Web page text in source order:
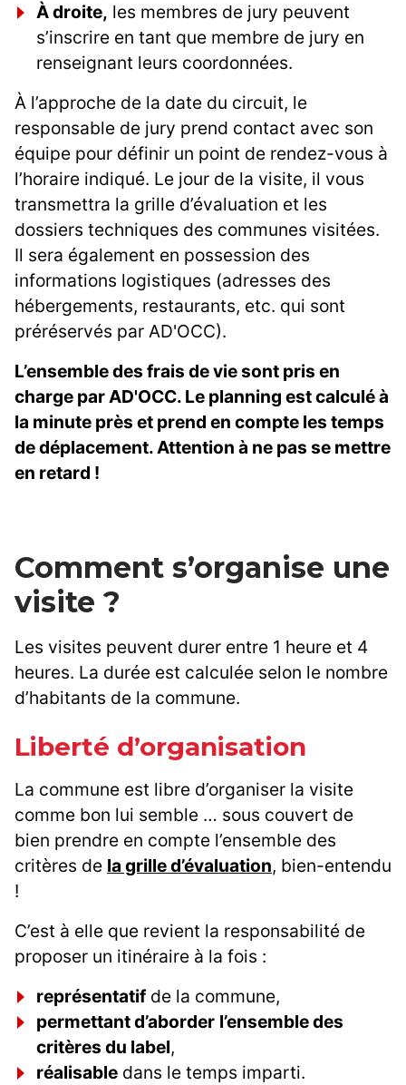
À droite, les membres de jury peuvent
s’inscrire en tant que membre de jury en
renseignant leurs coordonnées.
À l’approche de la date du circuit, le
responsable de jury prend contact avec son
équipe pour définir un point de rendez-vous à
l’horaire indiqué. Le jour de la visite, il vous
transmettra la grille d’évaluation et les
dossiers techniques des communes visitées.
Il sera également en possession des
informations logistiques (adresses des
hébergements, restaurants, etc. qui sont
préréservés par AD'OCC).
L’ensemble des frais de vie sont pris en
charge par AD'OCC. Le planning est calculé à
la minute près et prend en compte les temps
de déplacement. Attention à ne pas se mettre
en retard !
Comment s’organise une
visite ?
Les visites peuvent durer entre 1 heure et 4
heures. La durée est calculée selon le nombre
d’habitants de la commune.
Liberté d’organisation
La commune est libre d’organiser la visite
comme bon lui semble … sous couvert de
bien prendre en compte l’ensemble des
critères de la grille d’évaluation, bien-entendu
!
C’est à elle que revient la responsabilité de
proposer un itinéraire à la fois :
représentatifde la commune,
permettant d’aborder l’ensemble des
critères du label,
réalisable dans le temps imparti.